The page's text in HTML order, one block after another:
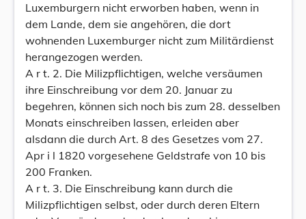
Luxemburgern nicht erworben haben, wenn in
dem Lande, dem sie angehören, die dort
wohnenden Luxemburger nicht zum Militärdienst
herangezogen werden.
A r t. 2. Die Milizpflichtigen, welche versäumen
ihre Einschreibung vor dem 20. Januar zu
begehren, können sich noch bis zum 28. desselben
Monats einschreiben lassen, erleiden aber
alsdann die durch Art. 8 des Gesetzes vom 27.
Apr i l 1820 vorgesehene Geldstrafe von 10 bis
200 Franken.
A r t. 3. Die Einschreibung kann durch die
Milizpflichtigen selbst, oder durch deren Eltern